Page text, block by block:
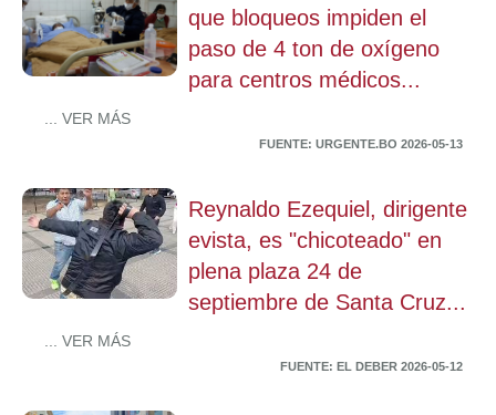
que bloqueos impiden el
paso de 4 ton de oxígeno
para centros médicos...
... VER MÁS
FUENTE: URGENTE.BO 2026-05-13
Reynaldo Ezequiel, dirigente
evista, es "chicoteado" en
plena plaza 24 de
septiembre de Santa Cruz...
... VER MÁS
FUENTE: EL DEBER 2026-05-12